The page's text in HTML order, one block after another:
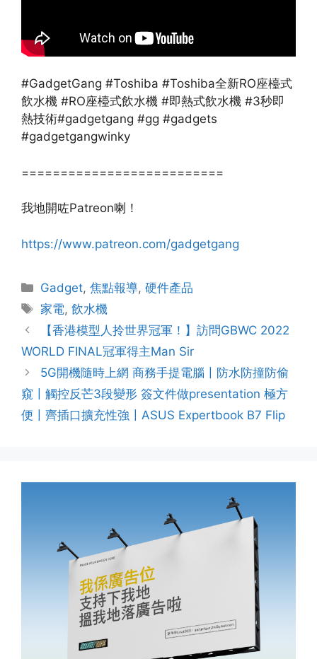
#GadgetGang #Toshiba #Toshiba全新RO座檯式
飲水機 #RO座檯式飲水機 #即熱式飲水機 #3秒即
熱技術#gadgetgang #gg #gadgets
#gadgetgangwinky
==========================
我地開咗Patreon喇！
https://www.patreon.com/gadgetgang
Gadget,焦點報導,硬件產品
家電,飲水機
【香港模型人拎世界冠軍！】訪問GBWC 2022
WORLD FINAL冠軍得主Man Sir
5G開機隨時上網 商務手提電腦〡防水防撞防偷
窺〡觸控反芒3段變形 簽文件做presentation 極方
便〡齊插口擴充性強〡ASUS Expertbook B7 Flip